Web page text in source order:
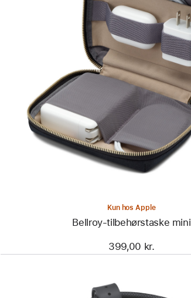
Forrige
Billede
Bellroy-
tilbehørstaske
mini
Kun hos Apple
Bellroy-tilbehørstaske mini
399,00 kr.